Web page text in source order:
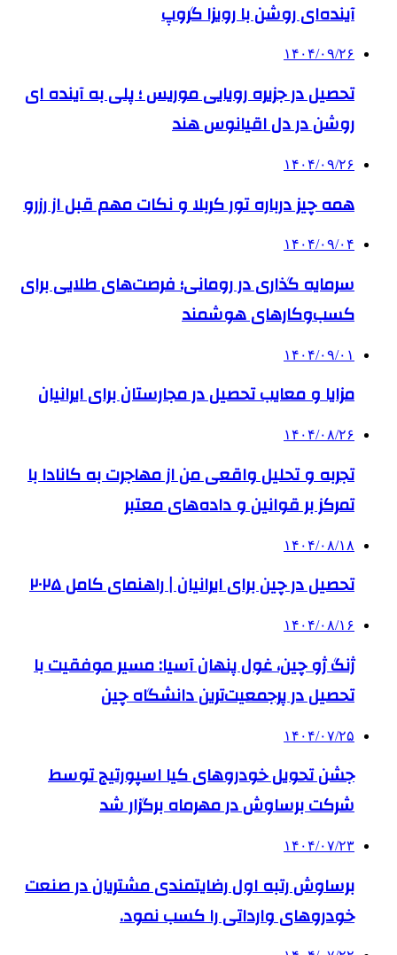
آینده‌ای روشن با رویزا گروپ
۱۴۰۴/۰۹/۲۶
تحصیل در جزیره رویایی موریس ؛ پلی به آینده ‌ای
روشن در دل اقیانوس ‌هند
۱۴۰۴/۰۹/۲۶
همه چیز درباره تور کربلا و نکات مهم قبل از رزرو
۱۴۰۴/۰۹/۰۴
سرمایه گذاری در رومانی؛ فرصت‌های طلایی برای
کسب‌وکارهای هوشمند
۱۴۰۴/۰۹/۰۱
مزایا و معایب تحصیل در مجارستان برای ایرانیان
۱۴۰۴/۰۸/۲۶
تجربه و تحلیل واقعی من از مهاجرت به کانادا با
تمرکز بر قوانین و داده‌های معتبر
۱۴۰۴/۰۸/۱۸
تحصیل در چین برای ایرانیان | راهنمای کامل ۲۰۲۵
۱۴۰۴/۰۸/۱۶
ژنگ ژو چین، غول پنهان آسیا: مسیر موفقیت با
تحصیل در پرجمعیت‌ترین دانشگاه چین
۱۴۰۴/۰۷/۲۵
جشن تحویل خودروهای کیا اسپورتیج توسط
شرکت برساوش در مهرماه برگزار شد
۱۴۰۴/۰۷/۲۳
برساوش رتبه اول رضایتمندی مشتریان در صنعت
خودروهای وارداتی را کسب نمود.